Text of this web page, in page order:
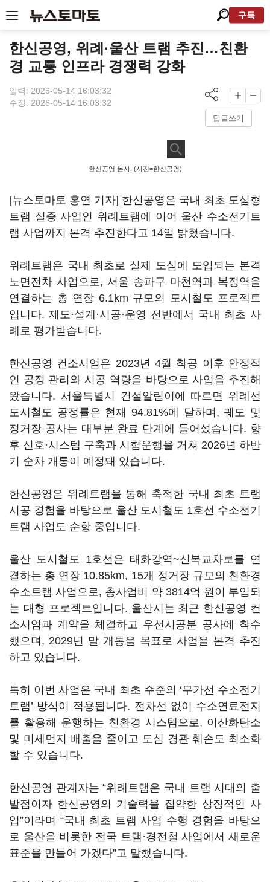
구독
한신공영, 위례·울산 트램 추진…친환
경 교통 인프라 경쟁력 강화
입력: 2026-05-14 16:03:32
수정: 2026-05-14 16:03:32
답글쓰기
한신공영 본사. (사진=한신공영)
[뉴스토마토 홍연 기자] 한신공영은 국내 최초 도심형
트램 실증 사업인 위례트램에 이어 울산 수소전기트
램 사업까지 본격 추진한다고 14일 밝혔습니다.
위례트램은 국내 최초로 실제 도심에 도입되는 본격
노면전차 사업으로, 서울 송파구 마천역과 복정역을
연결하는 총 연장 6.1km 규모의 도시철도 프로젝트
입니다. 제도·설계·시공·운영 전반에서 국내 최초 사
례로 평가받습니다.
한신공영 컨소시엄은 2023년 4월 착공 이후 안정적
인 공정 관리와 시공 역량을 바탕으로 사업을 추진해
왔습니다. 서울특별시 건설알림이에 따르면 위례선
도시철도 공정률은 현재 94.81%에 달하며, 궤도 및
정거장 공사는 대부분 완료 단계에 들어섰습니다. 향
후 신호·시스템 구축과 시험운행을 거쳐 2026년 하반
기 순차 개통이 예정돼 있습니다.
한신공영은 위례트램을 통해 축적한 국내 최초 트램
시공 경험을 바탕으로 울산 도시철도 1호선 수소전기
트램 사업도 순항 중입니다.
울산 도시철도 1호선은 태화강역~신복교차로를 연
결하는 총 연장 10.85km, 15개 정거장 규모의 친환경
수소트램 사업으로, 총사업비 약 3814억 원이 투입되
는 대형 프로젝트입니다. 울산시는 최근 한신공영 컨
소시엄과 계약을 체결하고 우선시공분 공사에 착수
했으며, 2029년 말 개통을 목표로 사업을 본격 추진
하고 있습니다.
특히 이번 사업은 국내 최초 수준의 ‘무가선 수소전기
트램’ 방식이 적용됩니다. 전차선 없이 수소연료전지
를 활용해 운행하는 친환경 시스템으로, 이산화탄소
및 미세먼지 배출을 줄이고 도심 경관 훼손도 최소화
할 수 있습니다.
한신공영 관계자는 “위례트램은 국내 트램 시대의 출
발점이자 한신공영의 기술력을 집약한 상징적인 사
업”이라며 “국내 최초 트램 사업 수행 경험을 바탕으
로 울산을 비롯한 전국 트램·경전철 사업에서 새로운
표준을 만들어 가겠다”고 말했습니다.